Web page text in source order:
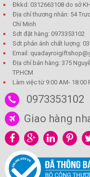
Đkkd: 0312663108 do sở
Địa chỉ thương nhân: 54
Chí Minh
Sdt đặt hàng: 0973353102
Sdt phản ánh chất lượng:
Email:
Địa chỉ bán hàng: 375
TP.HCM
Làm việc từ 9:00 AM- 18:00
0973353102
Giao hàng